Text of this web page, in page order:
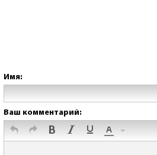
Имя:
Ваш комментарий: